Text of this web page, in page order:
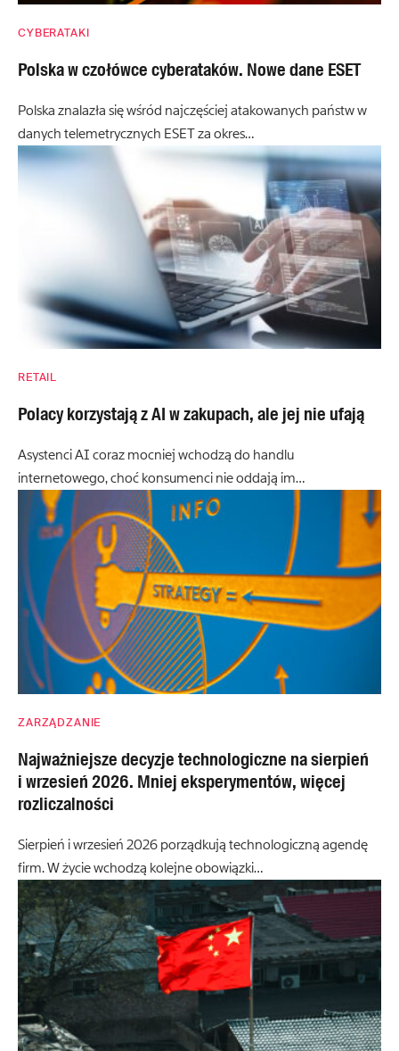
CYBERATAKI
Polska w czołówce cyberataków. Nowe dane ESET
Polska znalazła się wśród najczęściej atakowanych państw w
danych telemetrycznych ESET za okres…
RETAIL
Polacy korzystają z AI w zakupach, ale jej nie ufają
Asystenci AI coraz mocniej wchodzą do handlu
internetowego, choć konsumenci nie oddają im…
ZARZĄDZANIE
Najważniejsze decyzje technologiczne na sierpień
i wrzesień 2026. Mniej eksperymentów, więcej
rozliczalności
Sierpień i wrzesień 2026 porządkują technologiczną agendę
firm. W życie wchodzą kolejne obowiązki…